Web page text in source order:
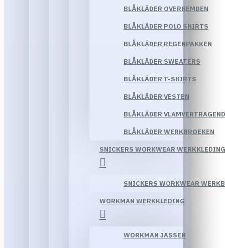
BLÅKLÄDER OVERHEMDEN
BLÅKLÄDER POLO SHIRTS
BLÅKLÄDER REGENPAKKEN
BLÅKLÄDER SWEATERS
BLÅKLÄDER T-SHIRTS
BLÅKLÄDER VESTEN
BLÅKLÄDER
BLÅKLÄDER WERKBROEKEN
SNICKERS WORKWEAR WERKKLEDING
SNICKERS WORKWEAR
WORKMAN WERKKLEDING
WORKMAN JASSEN